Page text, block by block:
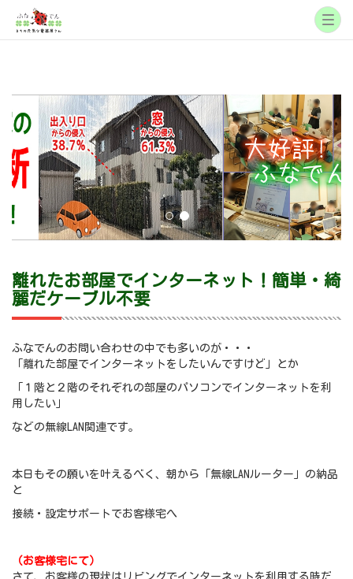
離れたお部屋でインターネット！簡単・綺
麗だケーブル不要
ふなでんのお問い合わせの中でも多いのが・・・
「離れた部屋でインターネットをしたいんですけど」とか
「１階と２階のそれぞれの部屋のパソコンでインターネットを利
用したい」
などの無線LAN関連です。
本日もその願いを叶えるべく、朝から「無線LANルーター」の納品
と
接続・設定サポートでお客様宅へ
（お客様宅にて）
さて、お客様の現状はリビングでインターネットを利用する時だ